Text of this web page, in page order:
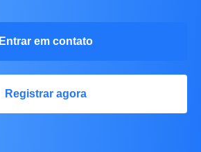
Entrar em contato
Registrar agora